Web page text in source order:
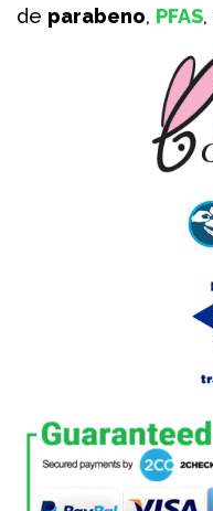
de parabeno, PFAS,